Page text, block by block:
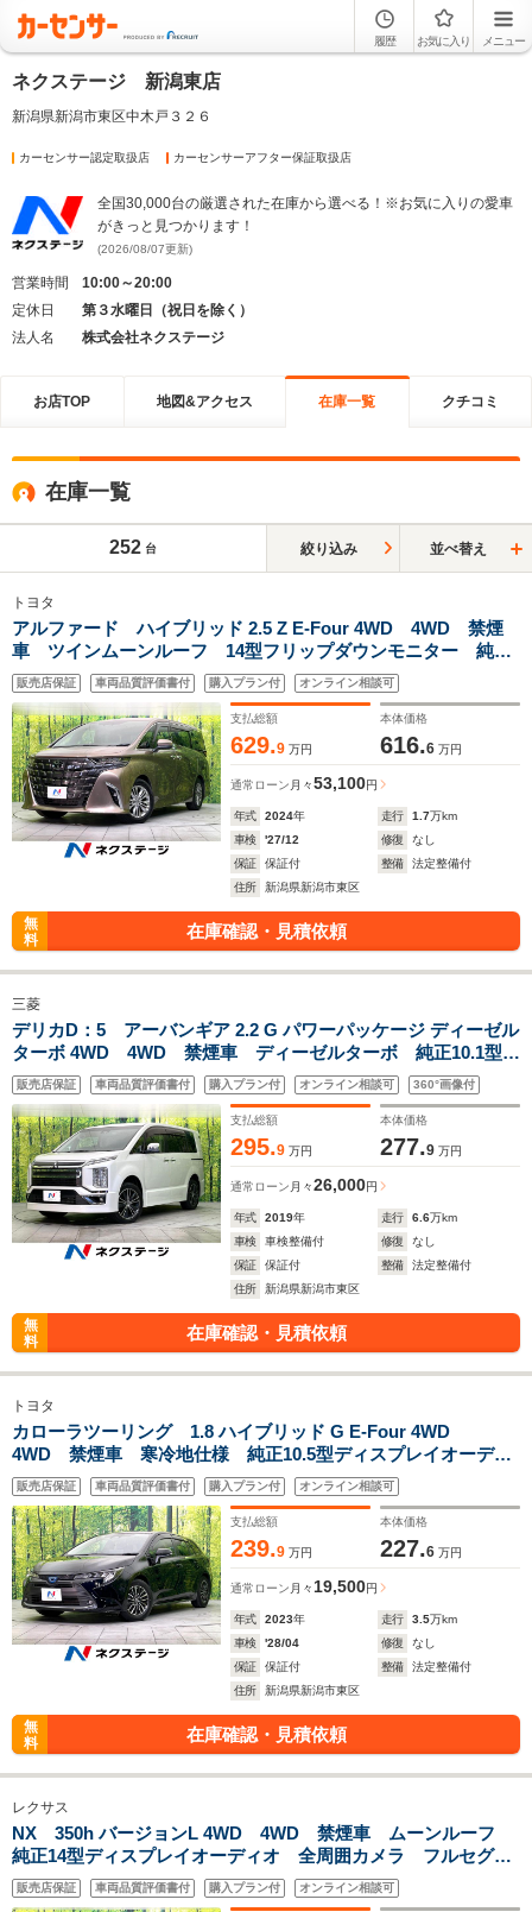
履歴 お気に入り メニュー
ネクステージ 新潟東店
新潟県新潟市東区中木戸３２６
カーセンサー認定取扱店 カーセンサーアフター保証取扱店
全国30,000台の厳選された在庫から選べる！※お気に入りの愛車
がきっと見つかります！
(2026/08/07更新)
営業時間
10:00～20:00
定休日
第３水曜日（祝日を除く）
法人名
株式会社ネクステージ
お店TOP 地図&アクセス 在庫一覧 クチコミ
在庫一覧
252 台 絞り込み 並べ替え
トヨタ
アルファード ハイブリッド 2.5 Z E-Four 4WD 4WD 禁煙
車 ツインムーンルーフ 14型フリップダウンモニター 純正
14型ナビ Bluetooth再生 全周囲カメラ 両側電動スライ
ド 電動リアゲート レザーシート 前中列シートエアコン
ETC
販売店保証 車両品質評価書付 購入プラン付 オンライン相談可
支払総額
629.9 万円
本体価格
616.6 万円
通常ローン 月々53,100円
年式 2024年 走行 1.7万km
車検
'27/12 修復
なし
保証
保証付 整備
法定整備付
住所
新潟県新潟市東区
無
料
在庫確認・見積依頼
三菱
デリカD：5 アーバンギア 2.2 G パワーパッケージ ディーゼル
ターボ 4WD 4WD 禁煙車 ディーゼルターボ 純正10.1型ナ
ビ 全周囲カメラ CD/DVD/フルセグ Bluetooth接続 衝突
軽減装置 レーダークルコン 両側電動スライドドア パワー
バックドア スマートキー
販売店保証 車両品質評価書付 購入プラン付 オンライン相談可 360°画像付
支払総額
295.9 万円
本体価格
277.9 万円
通常ローン 月々26,000円
年式 2019年 走行 6.6万km
車検
車検整備付 修復
なし
保証
保証付 整備
法定整備付
住所
新潟県新潟市東区
無
料
在庫確認・見積依頼
トヨタ
カローラツーリング 1.8 ハイブリッド G E-Four 4WD
4WD 禁煙車 寒冷地仕様 純正10.5型ディスプレイオーディ
オ バックカメラ フルセグ Bluetooth 衝突軽減装置 レ
ーダークルコン LEDヘッド オートハイビーム 革巻きステ
アリング ETC
販売店保証 車両品質評価書付 購入プラン付 オンライン相談可
支払総額
239.9 万円
本体価格
227.6 万円
通常ローン 月々 19,500円
年式 2023年 走行 3.5万km
車検
'28/04 修復
なし
保証
保証付 整備
法定整備付
住所
新潟県新潟市東区
無
料
在庫確認・見積依頼
レクサス
NX 350h バージョンL 4WD 4WD 禁煙車 ムーンルーフ
純正14型ディスプレイオーディオ 全周囲カメラ フルセグ
プレミアムサウンド 衝突軽減装置 レーダークルコン 三眼
LEDヘッド オートハイビーム シートベンチレーション
販売店保証 車両品質評価書付 購入プラン付 オンライン相談可